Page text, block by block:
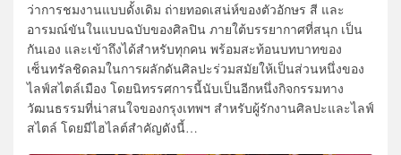
ว่าการชมงานแบบดั้งเดิม ถ่ายทอดเสน่ห์ของตัวอักษร สี และ
อารมณ์ขันในแบบฉบับของศิลปิน ภายใต้บรรยากาศที่สนุก เป็น
กันเอง และเข้าถึงได้สำหรับทุกคน พร้อมสะท้อนบทบาทของ
เซ็นทรัลชิดลมในการผลักดันศิลปะร่วมสมัยให้เป็นส่วนหนึ่งของ
ไลฟ์สไตล์เมือง โดยนิทรรศการนี้นับเป็นอีกหนึ่งกิจกรรมทาง
วัฒนธรรมที่น่าสนใจของกรุงเทพฯ สำหรับผู้รักงานศิลปะและไลฟ์
สไตล์ โดยมีไฮไลต์สำคัญดังนี้…